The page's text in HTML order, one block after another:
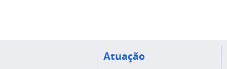
Atuação